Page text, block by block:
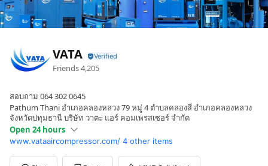
VATA
Friends4,205
สอบถาม 064 302 0645
Pathum Thani อำเภอคลองหลวง 79 หมู่ 4 ตำบลคลองสี่ อำเภอคลองหลวง
จังหวัดปทุมธานี บริษัท วาตะ แอร์ คอมเพรสเซอร์ จำกัด
Open 24 hours
SunOpen 24 hours
MonOpen 24 hours
www.vataaircompressor.com/ 4 other items